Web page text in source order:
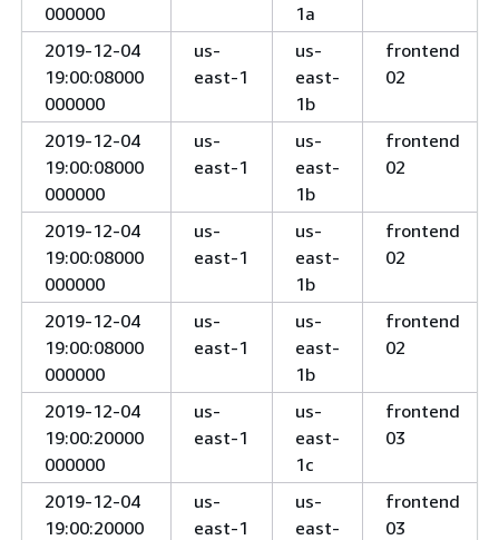
000000
1a
2019-12-04
19:00:08000
000000
us-
east-1
us-
east-
1b
frontend
02
2019-12-04
19:00:08000
000000
us-
east-1
us-
east-
1b
frontend
02
2019-12-04
19:00:08000
000000
us-
east-1
us-
east-
1b
frontend
02
2019-12-04
19:00:08000
000000
us-
east-1
us-
east-
1b
frontend
02
2019-12-04
19:00:20000
000000
us-
east-1
us-
east-
1c
frontend
03
2019-12-04
19:00:20000
us-
east-1
us-
east-
frontend
03